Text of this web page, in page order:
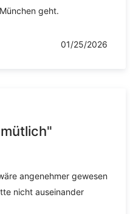
geht.
01/25/2026
angenehmer gewesen
nicht auseinander